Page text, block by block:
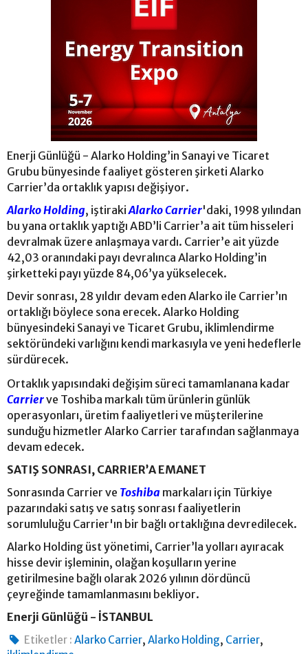
Enerji Günlüğü - Alarko Holding’in Sanayi ve Ticaret
Grubu bünyesinde faaliyet gösteren şirketi Alarko
Carrier’da ortaklık yapısı değişiyor.
Alarko Holding, iştirakiAlarko Carrier'daki, 1998 yılından
bu yana ortaklık yaptığı ABD’li Carrier’a ait tüm hisseleri
devralmak üzere anlaşmaya vardı. Carrier’e ait yüzde
42,03 oranındaki payı devralınca Alarko Holding’in
şirketteki payı yüzde 84,06’ya yükselecek.
Devir sonrası, 28 yıldır devam eden Alarko ile Carrier’ın
ortaklığı böylece sona erecek. Alarko Holding
bünyesindeki Sanayi ve Ticaret Grubu, iklimlendirme
sektöründeki varlığını kendi markasıyla ve yeni hedeflerle
sürdürecek.
Ortaklık yapısındaki değişim süreci tamamlanana kadar
Carrierve Toshiba markalı tüm ürünlerin günlük
operasyonları, üretim faaliyetleri ve müşterilerine
sunduğu hizmetler Alarko Carrier tarafından sağlanmaya
devam edecek.
SATIŞ SONRASI, CARRIER’A EMANET
Sonrasında Carrier ve Toshiba markaları için Türkiye
pazarındaki satış ve satış sonrası faaliyetlerin
sorumluluğu Carrier'ın bir bağlı ortaklığına devredilecek.
Alarko Holding üst yönetimi, Carrier’la yolları ayıracak
hisse devir işleminin, olağan koşulların yerine
getirilmesine bağlı olarak 2026 yılının dördüncü
çeyreğinde tamamlanmasını bekliyor.
Enerji Günlüğü - İSTANBUL
Etiketler : Alarko Carrier,Alarko Holding, Carrier,